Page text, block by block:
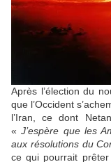
Après l’élection du
que l’Occident
l’Iran, ce dont
«J’espère que les
aux résolutions du
ce qui pourrait